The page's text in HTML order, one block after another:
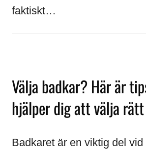
faktiskt…
Välja badkar? Här är
hjälper dig att välja
Badkaret är en viktig del vid